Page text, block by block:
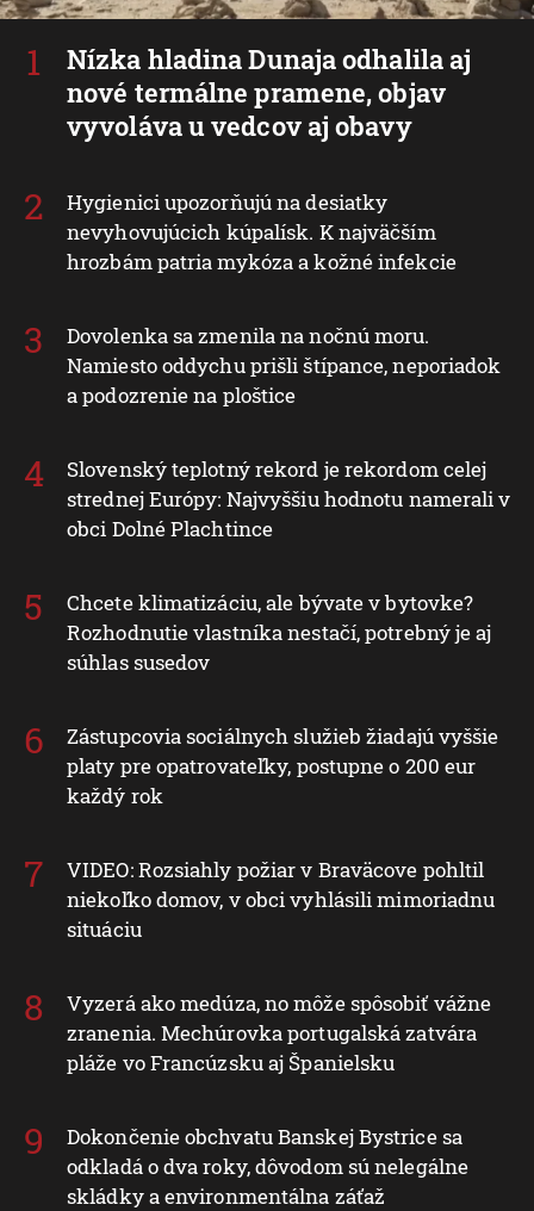
Nízka hladina Dunaja odhalila aj
nové termálne pramene, objav
vyvoláva u vedcov aj obavy
Hygienici upozorňujú na desiatky
nevyhovujúcich kúpalísk. K najväčším
hrozbám patria mykóza a kožné infekcie
Dovolenka sa zmenila na nočnú moru.
Namiesto oddychu prišli štípance, neporiadok
a podozrenie na ploštice
Slovenský teplotný rekord je rekordom celej
strednej Európy: Najvyššiu hodnotu namerali v
obci Dolné Plachtince
Chcete klimatizáciu, ale bývate v bytovke?
Rozhodnutie vlastníka nestačí, potrebný je aj
súhlas susedov
Zástupcovia sociálnych služieb žiadajú vyššie
platy pre opatrovateľky, postupne o 200 eur
každý rok
VIDEO: Rozsiahly požiar v Braväcove pohltil
niekoľko domov, v obci vyhlásili mimoriadnu
situáciu
Vyzerá ako medúza, no môže spôsobiť vážne
zranenia. Mechúrovka portugalská zatvára
pláže vo Francúzsku aj Španielsku
Dokončenie obchvatu Banskej Bystrice sa
odkladá o dva roky, dôvodom sú nelegálne
skládky a environmentálna záťaž